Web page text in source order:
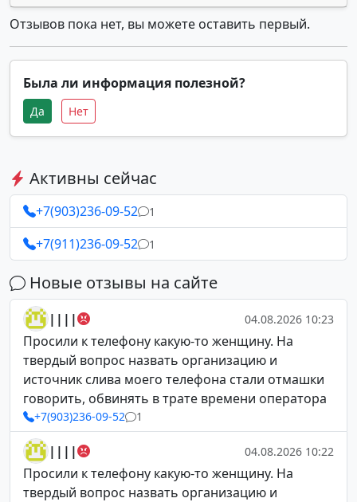
Отзывов пока нет, вы можете оставить первый.
Была ли информация полезной?
Да Нет
Активны сейчас
+7(903)236-09-52 1
+7(911)236-09-52 1
Новые отзывы на сайте
|||| 04.08.2026 10:23
Просили к телефону какую-то женщину. На
твердый вопрос назвать организацию и
источник слива моего телефона стали отмашки
говорить, обвинять в трате времени оператора
+7(903)236-09-52 1
|||| 04.08.2026 10:22
Просили к телефону какую-то женщину. На
твердый вопрос назвать организацию и